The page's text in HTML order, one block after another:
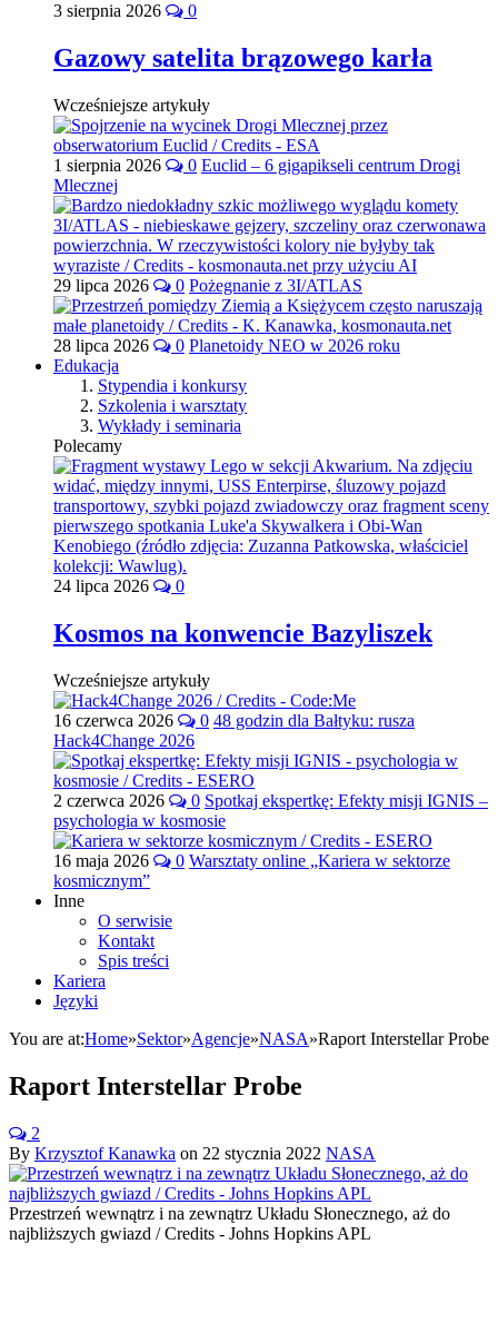
3 sierpnia 2026 0
Gazowy satelita brązowego karła
Wcześniejsze artykuły
1 sierpnia 2026 0 Euclid – 6 gigapikseli centrum Drogi
Mlecznej
29 lipca 2026 0 Pożegnanie z 3I/ATLAS
28 lipca 2026 0 Planetoidy NEO w 2026 roku
Edukacja
Stypendia i konkursy
Szkolenia i warsztaty
Wykłady i seminaria
Polecamy
24 lipca 2026 0
Kosmos na konwencie Bazyliszek
Wcześniejsze artykuły
16 czerwca 2026 0 48 godzin dla Bałtyku: rusza
Hack4Change 2026
2 czerwca 2026 0 Spotkaj ekspertkę: Efekty misji IGNIS –
psychologia w kosmosie
16 maja 2026 0 Warsztaty online „Kariera w sektorze
kosmicznym”
Inne
O serwisie
Kontakt
Spis treści
Kariera
Języki
You are at:Home»Sektor»Agencje»NASA»Raport Interstellar Probe
Raport Interstellar Probe
2
By Krzysztof Kanawka on 22 stycznia 2022 NASA
Przestrzeń wewnątrz i na zewnątrz Układu Słonecznego, aż do
najbliższych gwiazd / Credits - Johns Hopkins APL